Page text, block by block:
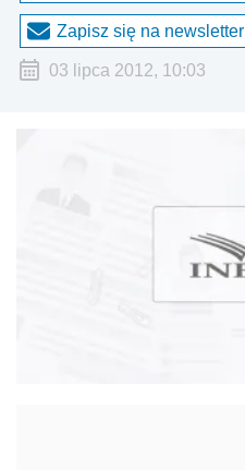
Zapisz się na newsletter
03 lipca 2012, 10:03